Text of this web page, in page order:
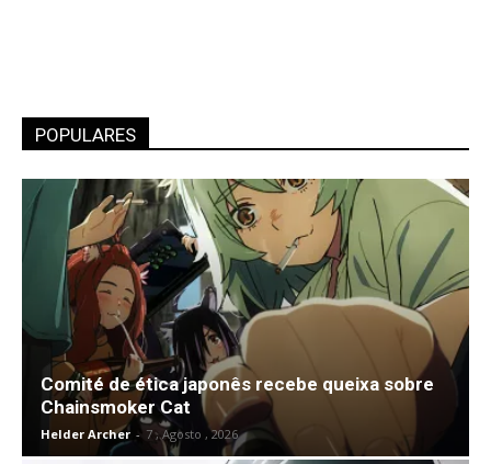
POPULARES
Comité de ética japonês recebe queixa sobre
Chainsmoker Cat
Helder Archer - 7 , Agosto , 2026